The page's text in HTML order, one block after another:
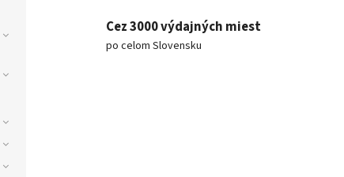
Cez 3000 výdajných miest
po celom Slovensku